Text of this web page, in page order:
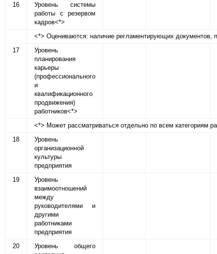
16
Уровень системы
работы с резервом
кадров<*>
<*> Оцениваются: наличие регламентирующих документов,
17
Уровень
планирования
карьеры
(профессионального
и
квалификационного
продвижения)
работников<*>
<*> Может рассматриваться отдельно по всем категориям
18
Уровень
организационной
культуры
предприятия
19
Уровень
взаимоотношений
между
руководителями и
другими
работниками
предприятия
20
Уровень общего